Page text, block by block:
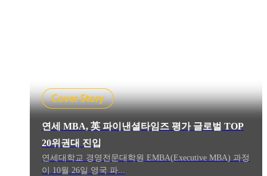
연세 MBA, 英 파이낸셜타임즈 평가 글로벌 TOP
20위권대 진입
연세대학교 경영전문대학원 EMBA(Executive MBA) 과정
이 10월 26일 영국 파...